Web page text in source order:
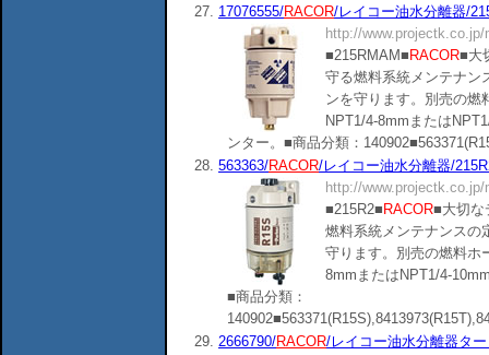
27. 17076555/RACOR/レイコー油水分離器/
http://
■215RMAM■ RACOR■大
守る燃料系統メンテナン
ンを守ります。別売の燃
NPT1/4-8mmまたは
ンター。■商品分類：
28. 563363/RACOR/レイコー油水分離器/
http://
■215R2■ RACOR■大切な
燃料系統メンテナンスの
守ります。別売の燃料ホ
8mmまたはNPT1/4-
■商品分類：
29. 2666790/RACOR/レイコー油水分離器タ